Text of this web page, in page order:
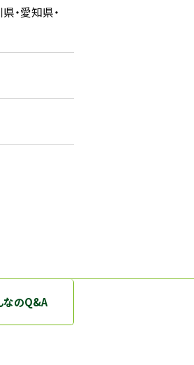
・愛知県・
なのQ&A